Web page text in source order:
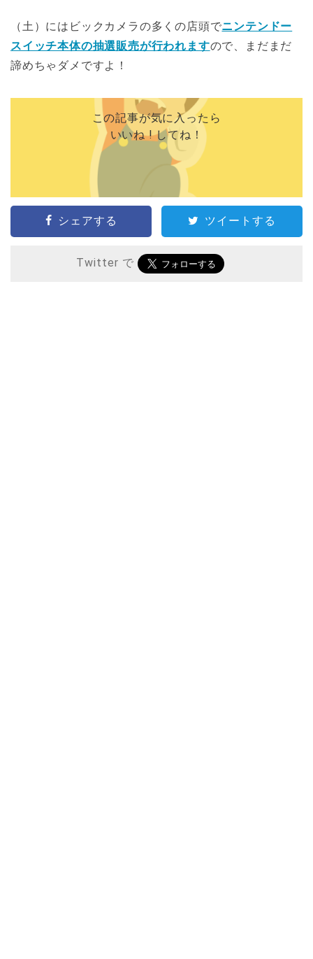
（土）にはビックカメラの多くの店頭でニンテンドー
スイッチ本体の抽選販売が行われますので、まだまだ
諦めちゃダメですよ！
この記事が気に入ったら
いいね ! してね！
シェアする ツイートする
Twitter で